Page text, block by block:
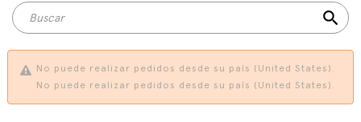
search
No puede realizar pedidos desde su país (United States).
No puede realizar pedidos desde su país (United States).